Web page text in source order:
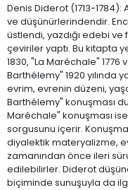
Denis Diderot (1713-
ve düşünürlerindendir.
üstlendi, yazdığı edebi
çeviriler yaptı. Bu kitapta
1830, "La Maréchale"
Barthélemy" 1920 yılında
evrim, evrenin düzeni,
Barthélemy" konuşması
Maréchale" konuşması
sorgusunu içerir.
diyalektik materyalizme,
zamanından önce ileri
edilebilirler. Diderot
biçiminde sunuşuyla da